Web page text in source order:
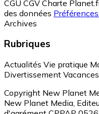
CGU CGV Charte
des données
Archives
Rubriques
Actualités Vie pratique
Divertissement
Copyright New Planet
New Planet Media,